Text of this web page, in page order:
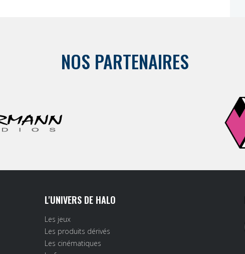
NOS PARTENAIRES
L'UNIVERS DE HALO
Les jeux
Les produits dérivés
Les cinématiques